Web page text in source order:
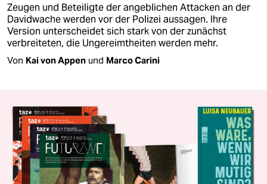
Zeugen und Beteiligte der angeblichen Attacken an der
Davidwache werden vor der Polizei aussagen. Ihre
Version unterscheidet sich stark von der zunächst
verbreiteten, die Ungereimtheiten werden mehr.
Von Kai von Appen und Marco Carini